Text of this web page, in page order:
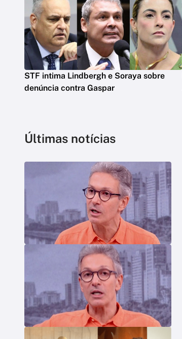
STF intima Lindbergh e Soraya sobre
denúncia contra Gaspar
Últimas notícias